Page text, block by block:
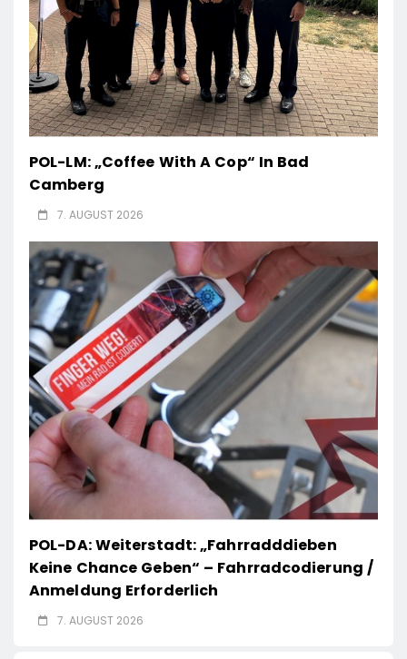
POL-LM: „Coffee With A Cop“ In Bad
Camberg
7. AUGUST 2026
POL-DA: Weiterstadt: „Fahrradddieben
Keine Chance Geben“ – Fahrradcodierung /
Anmeldung Erforderlich
7. AUGUST 2026